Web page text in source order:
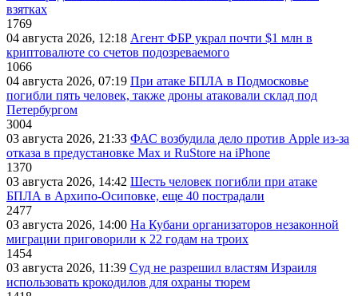
взятках
1769
04 августа 2026, 12:18 Агент ФБР украл почти $1 млн в
криптовалюте со счетов подозреваемого
1066
04 августа 2026, 07:19 При атаке БПЛА в Подмосковье
погибли пять человек, также дроны атаковали склад под
Петербургом
3004
03 августа 2026, 21:33 ФАС возбудила дело против Apple из-за
отказа в предустановке Max и RuStore на iPhone
1370
03 августа 2026, 14:42 Шесть человек погибли при атаке
БПЛА в Архипо-Осиповке, еще 40 пострадали
2477
03 августа 2026, 14:00 На Кубани организаторов незаконной
миграции приговорили к 22 годам на троих
1454
03 августа 2026, 11:39 Суд не разрешил властям Израиля
использовать крокодилов для охраны тюрем